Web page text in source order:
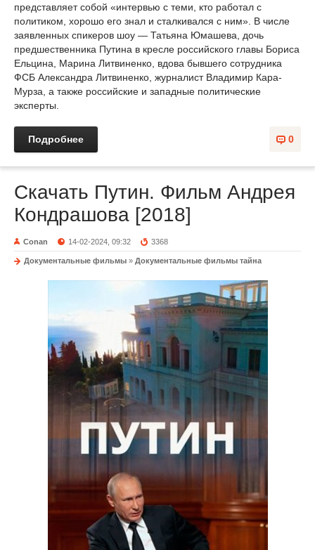
представляет собой «интервью с теми, кто работал с
политиком, хорошо его знал и сталкивался с ним». В числе
заявленных спикеров шоу — Татьяна Юмашева, дочь
предшественника Путина в кресле российского главы Бориса
Ельцина, Марина Литвиненко, вдова бывшего сотрудника
ФСБ Александра Литвиненко, журналист Владимир Кара-
Мурза, а также российские и западные политические
эксперты.
0
Подробнее
Скачать Путин. Фильм Андрея
Кондрашова [2018]
Conan 14-02-2024, 09:32 3368
Документальные фильмы » Документальные фильмы тайна